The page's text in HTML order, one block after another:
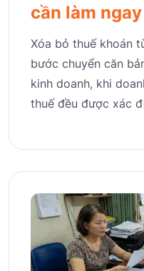
cần làm ngay
Xóa bỏ thuế khoán
bước chuyển căn
kinh doanh, khi
thuế đều được xác